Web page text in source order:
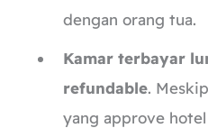
dengan orang tua.
Kamar terbayar
refundable.
yang approve